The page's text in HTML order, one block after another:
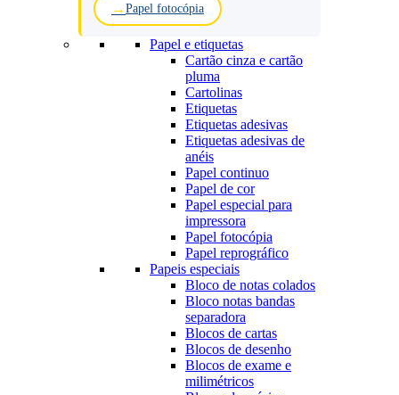
Papel fotocópia
Papel e etiquetas
Cartão cinza e cartão
pluma
Cartolinas
Etiquetas
Etiquetas adesivas
Etiquetas adesivas de
anéis
Papel continuo
Papel de cor
Papel especial para
impressora
Papel fotocópia
Papel reprográfico
Papeis especiais
Bloco de notas colados
Bloco notas bandas
separadora
Blocos de cartas
Blocos de desenho
Blocos de exame e
milimétricos